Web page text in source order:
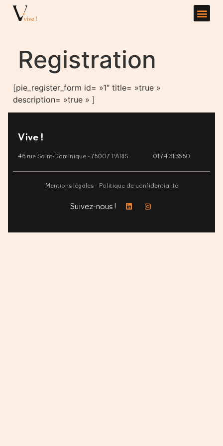
Registration
[pie_register_form id= »1″ title= »true »
description= »true » ]
Vive !
46 rue Saint-Dominique - 75007 PARIS 01.74.31.35.50
Mentions légales - Politique de confidentialité
Suivez-nous !